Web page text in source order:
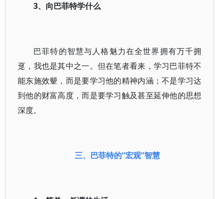
3、向巴菲特学什么
巴菲特的智慧与人格魅力在全世界拥有万千拥
趸，我也是其中之一。但在笔者看来，学习巴菲特不
能东施效颦，而是要学习他的精神内涵；不是学习达
到他的财富高度，而是要学习触及甚至延伸他的思想
深度。
三、 巴菲特的“宏观”智慧